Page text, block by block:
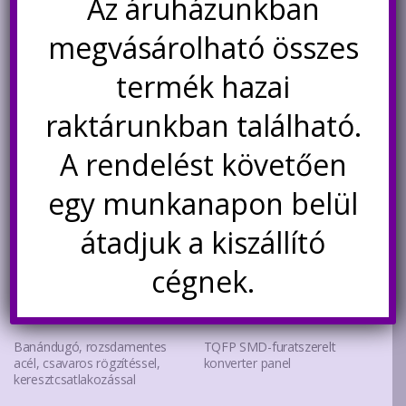
Kosárba teszem Nincs készleten
Értesítésetek ha
újra elérhető
Banándugó, rozsdamentes
acél, csavaros rögzítéssel,
keresztcsatlakozással
TQFP SMD-furatszerelt
konverter panel
Az áruházunkban
megvásárolható összes
termék hazai
raktárunkban található.
A rendelést követően
egy munkanapon belül
átadjuk a kiszállító
cégnek.